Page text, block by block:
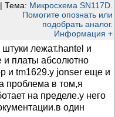
| Тема: Микросхема SN117D.
Помогите опознать или
подобрать аналог.
Информация +
лежат.hantel и
и платы абсолютно
и tm1629.у jonser еще и
проблема в том,я
на пределе.у него
один